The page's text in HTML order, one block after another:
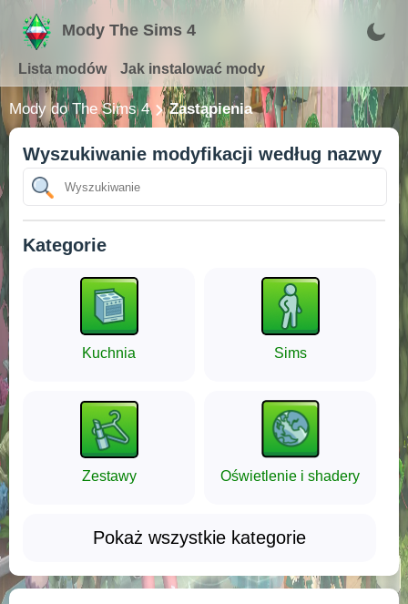
Mody The Sims 4
Lista modów Jak instalować mody
Mody do The Sims 4 Zastąpienia
Wyszukiwanie modyfikacji według nazwy
Kategorie
Kuchnia Sims
Zestawy Oświetlenie i shadery
Pokaż wszystkie kategorie